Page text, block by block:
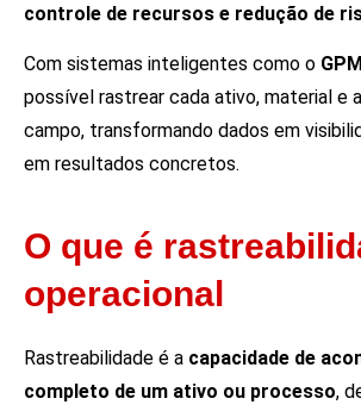
controle de recursos e redução de
Com sistemas inteligentes como o
possível rastrear cada ativo, material e
campo, transformando dados em
em resultados concretos.
O que é
operacional
Rastreabilidade é a capacidade de
completo de um ativo ou processo,